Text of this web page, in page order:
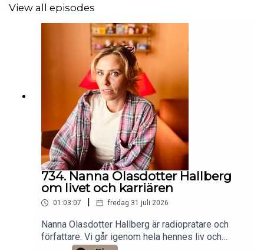
View all episodes
734. Nanna Olasdotter Hallberg
om livet och karriären
01:03:07 fredag 31 juli 2026
Nanna Olasdotter Hallberg är radiopratare och
författare. Vi går igenom hela hennes liv och